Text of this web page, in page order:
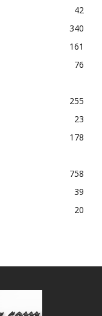
42
340
161
76
255
23
178
758
39
20